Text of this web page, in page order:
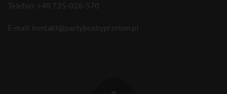
Telefon: +48 735-026-570
E-mail: kontakt@partyboxbyprzelom.pl